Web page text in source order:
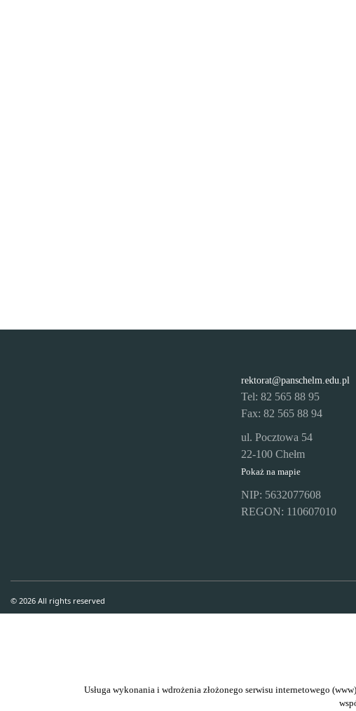
rektorat@panschelm.edu.pl
Tel: 82 565 88 95
Fax: 82 565 88 94
ul. Pocztowa 54
22-100 Chełm
Pokaż na mapie
NIP: 5632077608
REGON: 110607010
© 2026 All rights reserved
Usługa wykonania i wdrożenia złożonego serwisu internetowego